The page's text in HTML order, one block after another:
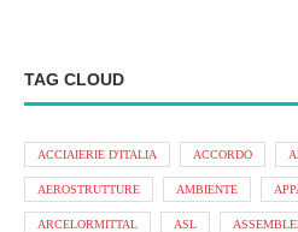
TAG CLOUD
ACCIAIERIE D'ITALIA ACCORDO
AEROSTRUTTURE AMBIENTE
ARCELORMITTAL ASL